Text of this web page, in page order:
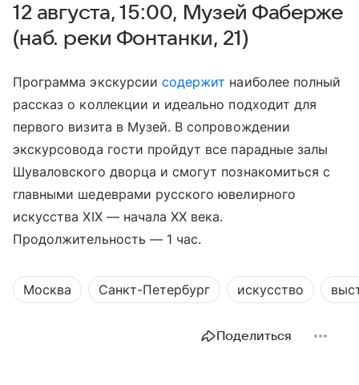
12 августа, 15:00, Музей Фаберже
(наб. реки Фонтанки, 21)
Программа экскурсии содержит наиболее полный
рассказ о коллекции и идеально подходит для
первого визита в Музей. В сопровождении
экскурсовода гости пройдут все парадные залы
Шуваловского дворца и смогут познакомиться с
главными шедеврами русского ювелирного
искусства XIX — начала XX века.
Продолжительность — 1 час.
Москва Санкт-Петербург искусство
Поделиться